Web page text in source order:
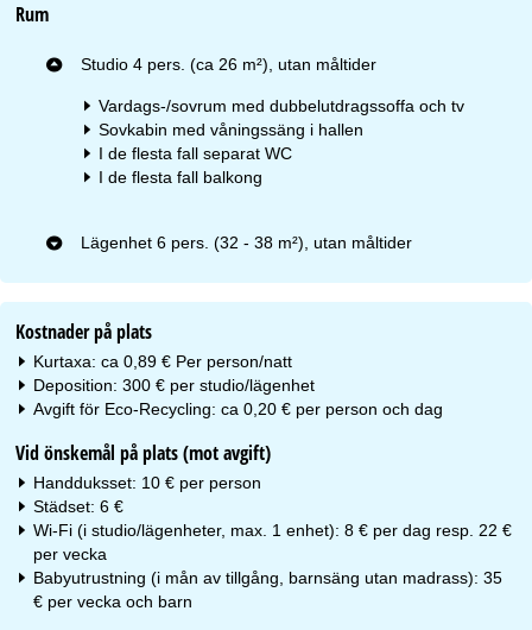
Rum
Studio 4 pers. (ca 26 m²), utan måltider
Vardags-/sovrum med dubbelutdragssoffa och tv
Sovkabin med våningssäng i hallen
I de flesta fall separat WC
I de flesta fall balkong
Lägenhet 6 pers. (32 - 38 m²), utan måltider
Kostnader på plats
Kurtaxa: ca 0,89 € Per person/natt
Deposition: 300 € per studio/lägenhet
Avgift för Eco-Recycling: ca 0,20 € per person och dag
Vid önskemål på plats (mot avgift)
Handduksset: 10 € per person
Städset: 6 €
Wi-Fi (i studio/lägenheter, max. 1 enhet): 8 € per dag resp. 22 €
per vecka
Babyutrustning (i mån av tillgång, barnsäng utan madrass): 35
€ per vecka och barn